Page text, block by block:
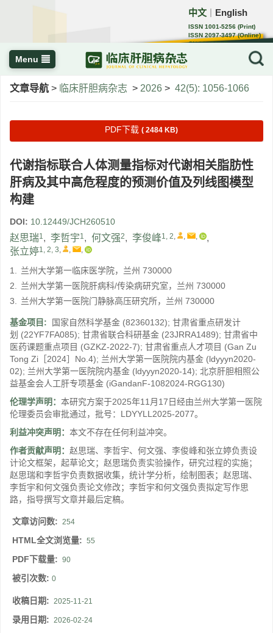
中文 English
ISSN 1001-5256 (Print)
ISSN 2097-3497 (Online)
CN 22-1108/R
Menu
文章导航 > 临床肝胆病杂志 > 2026 > 42(5): 1056-1066
PDF下载 ( 2484 KB)
代谢指标联合人体测量指标对代谢相关脂肪性
肝病及其中高危程度的预测价值及列线图模型
构建
DOI: 10.12449/JCH260510
赵思瑞1, 李哲宇1, 何文强2, 李俊峰1, 2, , ,
,
张立婷1, 2, 3, , ,
1. 兰州大学第一临床医学院，兰州 730000
2. 兰州大学第一医院肝病科/传染病研究室，兰州 730000
3. 兰州大学第一医院门静脉高压研究所，兰州 730000
基金项目: 国家自然科学基金 (82360132); 甘肃省重点研发计
划 (22YF7FA085); 甘肃省联合科研基金 (23JRRA1489); 甘肃省中
医药课题重点项目 (GZKZ-2022-7); 甘肃省重点人才项目 (Gan Zu
Tong Zi［2024］No.4); 兰州大学第一医院院内基金 (ldyyyn2020-
02); 兰州大学第一医院院内基金 (ldyyyn2020-14); 北京肝胆相照公
益基金会人工肝专项基金 (iGandanF-1082024-RGG130)
伦理学声明： 本研究方案于2025年11月17日经由兰州大学第一医院
伦理委员会审批通过，批号：LDYYLL2025-2077。
利益冲突声明： 本文不存在任何利益冲突。
作者贡献声明： 赵思瑞、李哲宇、何文强、李俊峰和张立婷负责设
计论文框架，起草论文；赵思瑞负责实验操作，研究过程的实施；
赵思瑞和李哲宇负责数据收集，统计学分析，绘制图表；赵思瑞、
李哲宇和何文强负责论文修改；李哲宇和何文强负责拟定写作思
路，指导撰写文章并最后定稿。
文章访问数: 254
HTML全文浏览量: 55
PDF下载量: 90
被引次数: 0
收稿日期: 2025-11-21
录用日期: 2026-02-24